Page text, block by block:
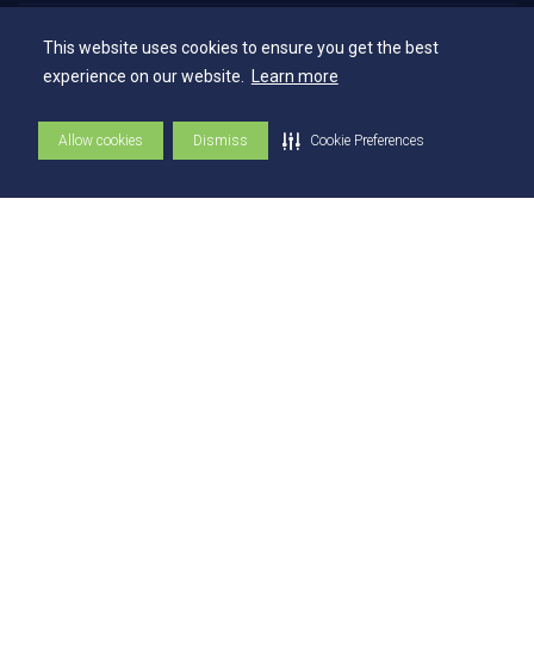
This website uses cookies to ensure you get the best
experience on our website. Learn more
Allow cookies Dismiss Cookie Preferences
Comissão Técnica de Seleção
Contatos